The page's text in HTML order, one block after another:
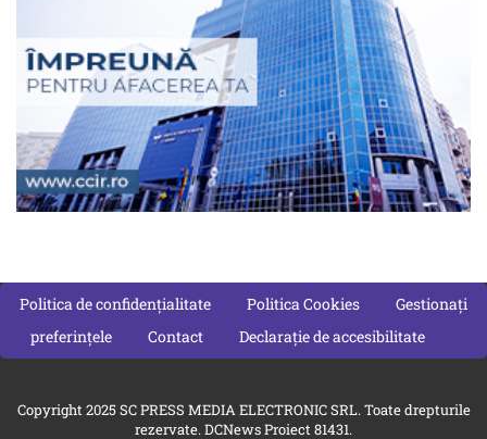
Politica de confidențialitate Politica Cookies
Gestionați
preferințele
Contact Declarație de accesibilitate
Copyright 2025 SC PRESS MEDIA ELECTRONIC SRL. Toate drepturile
rezervate. DCNews Proiect 81431.